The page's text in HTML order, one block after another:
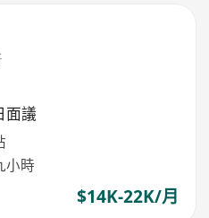
面議
小時
$14K-22K/月